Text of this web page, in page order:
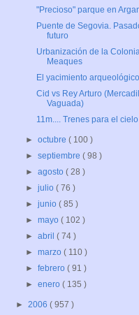
"Precioso" parque en
Puente de Segovia.
futuro
Urbanización de la
Meaques
El yacimiento
Cid vs Rey Arturo
Vaguada)
11m.... Trenes para el
►octubre( 100 )
►septiembre( 98 )
►agosto( 28 )
►julio( 76 )
►junio( 85 )
►mayo( 102 )
►abril( 74 )
►marzo( 110 )
►febrero( 91 )
►enero( 135 )
► 2006 ( 957 )